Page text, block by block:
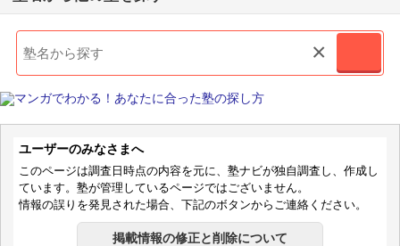
×
ユーザーのみなさまへ
このページは調査日時点の内容を元に、塾ナビが独自調査し、作成し
ています。塾が管理しているページではございません。
情報の誤りを発見された場合、下記のボタンからご連絡ください。
掲載情報の修正と削除について